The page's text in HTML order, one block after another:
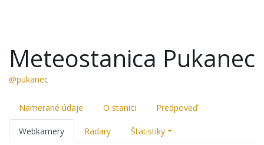
Meteostanica Pukanec
@pukanec
Namerané údaje O stanici Predpoveď
Webkamery Radary Štatistiky